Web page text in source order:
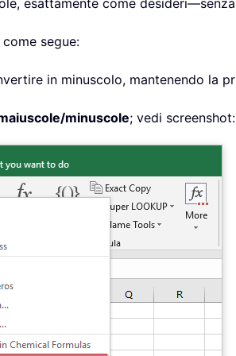
esattamente come
segue:
in minuscolo, mantenendo la
minuscole; vedi screenshot: